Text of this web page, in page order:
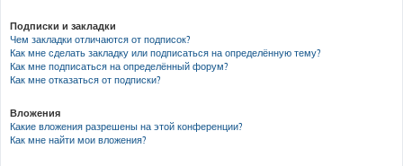
Подписки и закладки
Чем закладки отличаются от подписок?
Как мне сделать закладку или подписаться на определённую тему?
Как мне подписаться на определённый форум?
Как мне отказаться от подписки?
Вложения
Какие вложения разрешены на этой конференции?
Как мне найти мои вложения?